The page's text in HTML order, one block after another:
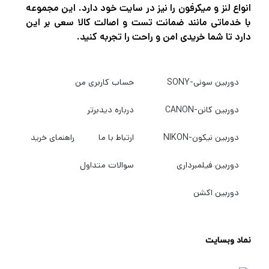
رنگ، پشتیبانی از بلوتوث 5، صفحه دوربین
بازطراحی سریع و داخلی چراغ LED.
چرخش رول 320 درجه را در شش حالت کار، از
کند که با استفاده از کابل همراه قابل شارژ
است. گیمبال از طریق یک اتصال سیمی قادر
انواع لنز و میکرفون را نیز در سایت خود دارد. این مجموعه
با خدماتی مانند ضمانت تست و اصالت کالا سعی بر این
دارد تا شما خریدی امن و راحت را تجربه کنید.
دوربین سونی-SONY
دوربین کانن-CANON
دوربین نیکون-NIKON
دوربین فیلمبرداری
دوربین اکشن
حساب کاربری من
درباره دیدبرتر
ارتباط با ما راهنمای خرید
سوالات متداول
نماد وبسایت